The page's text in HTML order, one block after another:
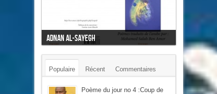
Adnan Al-Sayegh
Mon cœur l'oiseau
Populaire Récent Commentaires
Mots-clés
Poème du jour no 4 :Coup de